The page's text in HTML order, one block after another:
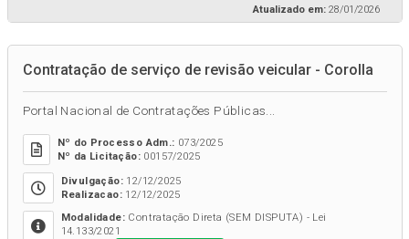
Atualizado em: 28/01/2026
Contratação de serviço de revisão veicular - Corolla
Portal Nacional de Contratações Públicas...
Nº do Processo Adm.: 073/2025
Nº da Licitação:00157/2025
Divulgação:12/12/2025
Realizacao:12/12/2025
Modalidade:Contratação Direta (SEM DISPUTA) - Lei
14.133/2021